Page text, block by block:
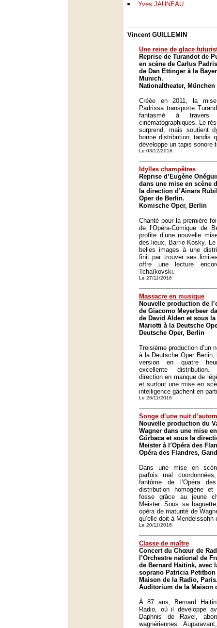
Yves JAUNEAU
Vincent GUILLEMIN
Une reine de glace
Reprise de Turandot de
en scène de Carlus
de Dan Ettinger à la
Munich.
Nationaltheater, München
Créée en 2011, la
Padrissa transporte
fantasmé à travers
cinématographiques. Le
surprend, mais soutient
bonne distribution, tandis
développe un tapis sonore
Le 03/12/2016
Idylles champêtres
Reprise d’Eugène
dans une mise en scène
la direction d’Ainars
Oper de Berlin.
Komische Oper, Berlin
Chanté pour la première
de l’Opéra-Comique de
profite d’une nouvelle
des lieux, Barrie Kosky.
belles images à une
finit par trouver ses
offre une lecture
Tchaïkovski.
Le 27/11/2016
Massacre en musique
Nouvelle production de
de Giacomo Meyerbeer
de David Alden et sous
Mariotti à la Deutsche
Deutsche Oper, Berlin
Troisième production d’un
à la Deutsche Oper
version en quatre
excellente distribution.
direction en manque de
et surtout une mise en
intelligence gâchent en
Le 26/11/2016
Songe d’une nuit
Nouvelle production du
Wagner dans une mise
Gürbaca et sous la
Meister à l’Opéra des
Opéra des Flandres, Gand
Dans une mise en
parfois mal
fantôme de l’Opéra
distribution homogène
fosse grâce au jeune
Meister. Sous sa
opéra de maturité de
qu’elle doit à Mendelssohn
Le 20/11/2016
Classe de maître
Concert du Chœur de
l’Orchestre national de
de Bernard Haitink, avec
soprano Patricia
Maison de la Radio,
Auditorium de la Maison
À 87 ans, Bernard
Radio, où il développe
Daphnis de Ravel,
wagnériennes.